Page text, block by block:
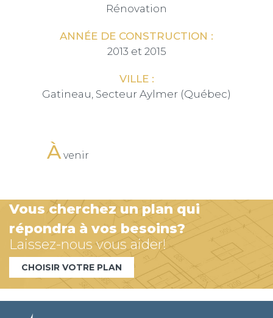
Rénovation
ANNÉE DE CONSTRUCTION :
2013 et 2015
VILLE :
Gatineau, Secteur Aylmer (Québec)
À venir
Vous cherchez un plan qui
répondra à vos besoins?
Laissez-nous vous aider!
CHOISIR VOTRE PLAN